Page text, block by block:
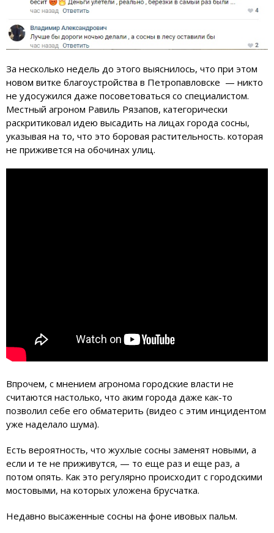
За несколько недель до этого выяснилось, что при этом
новом витке благоустройства в Петропавловске — никто
не удосужился даже посоветоваться со специалистом.
Местный агроном Равиль Рязапов, категорически
раскритиковал идею высадить на лицах города сосны,
указывая на то, что это боровая растительность. которая
не приживется на обочинах улиц.
Впрочем, с мнением агронома городские власти не
считаются настолько, что аким города даже как-то
позволил себе его обматерить (видео с этим инцидентом
уже наделало шума).
Есть вероятность, что жухлые сосны заменят новыми, а
если и те не приживутся, — то еще раз и еще раз, а
потом опять. Как это регулярно происходит с городскими
мостовыми, на которых уложена брусчатка.
Недавно высаженные сосны на фоне ивовых пальм.